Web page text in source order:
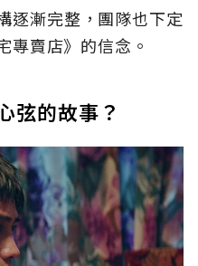
逐漸完整，團隊也下定
專賣店》的信念。
弦的故事？